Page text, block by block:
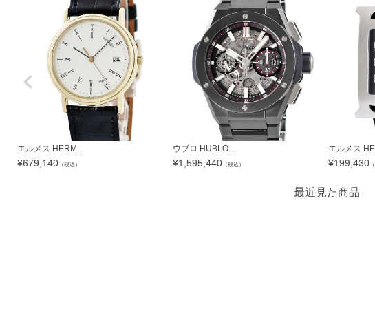
エルメス HERM...
¥679,140 （税込）
ウブロ HUBLO...
¥1,595,440 （税込）
エルメス
¥199,430
最近見た商品